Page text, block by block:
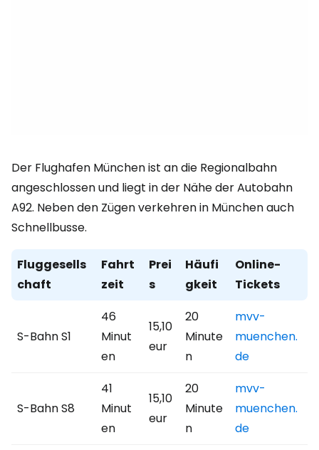
Der Flughafen München ist an die Regionalbahn
angeschlossen und liegt in der Nähe der Autobahn
A92. Neben den Zügen verkehren in München auch
Schnellbusse.
Fluggesells
chaft
Fahrt
zeit
Prei
s
Häufi
gkeit
Online-
Tickets
S-Bahn S1
46
Minut
en
15,10
eur
20
Minute
n
mvv-
muenchen.
de
S-Bahn S8
41
Minut
en
15,10
eur
20
Minute
n
mvv-
muenchen.
de